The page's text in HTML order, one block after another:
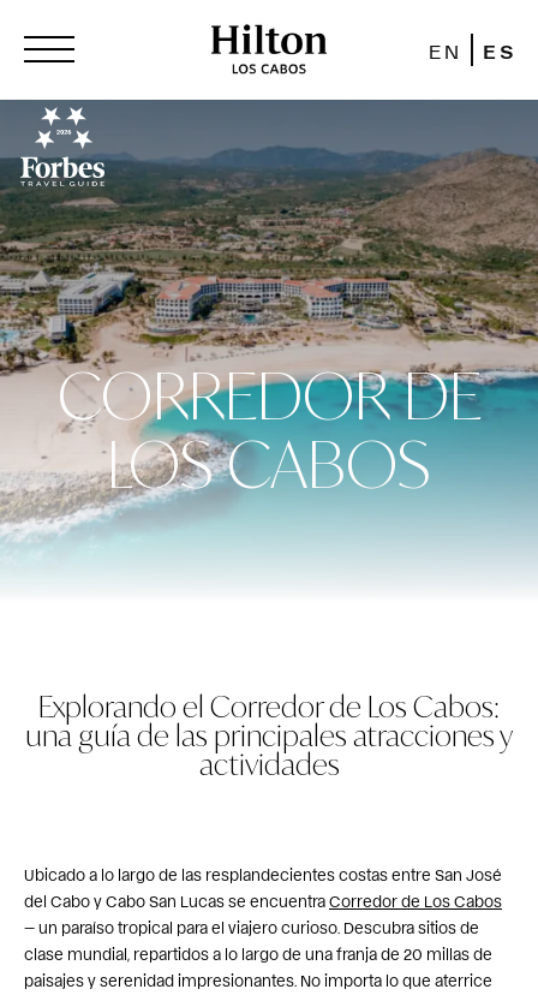
EN ES
CORREDOR DE
LOS CABOS
Explorando el Corredor de Los Cabos:
una guía de las principales atracciones y
actividades
Ubicado a lo largo de las resplandecientes costas entre San José
del Cabo y Cabo San Lucas se encuentra Corredor de Los Cabos
— un paraíso tropical para el viajero curioso. Descubra sitios de
clase mundial, repartidos a lo largo de una franja de 20 millas de
paisajes y serenidad impresionantes. No importa lo que aterrice